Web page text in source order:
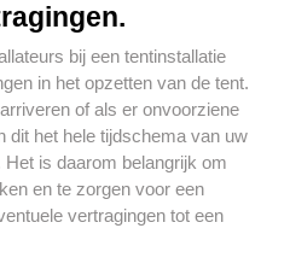
bij een tentinstallatie
in het opzetten van de tent.
of als er onvoorziene
dit het hele tijdschema van uw
is daarom belangrijk om
en te zorgen voor een
vertragingen tot een